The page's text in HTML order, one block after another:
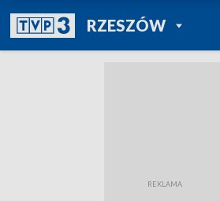
RZESZÓWPOWRÓT DO
TVP REGIONY